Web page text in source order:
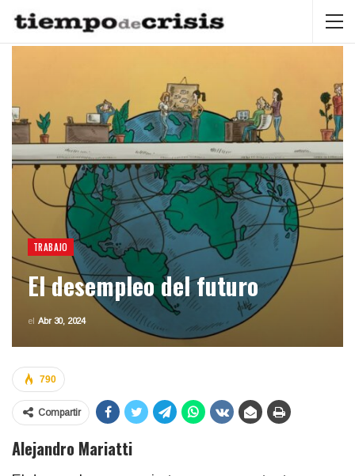
TRABAJO
El desempleo del futuro
el Abr 30, 2024
790
Compartir
Alejandro Mariatti